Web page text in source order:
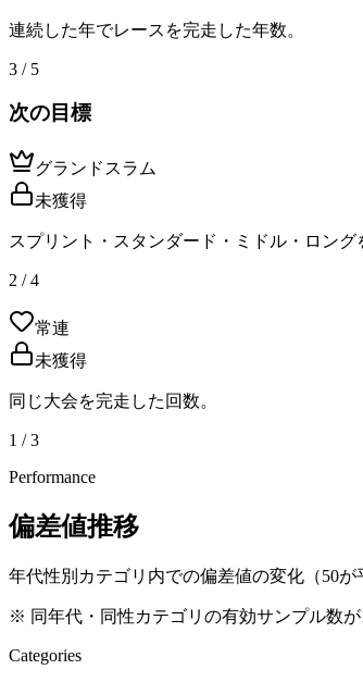
連続した年でレースを完走した年数。
3 / 5
次の目標
グランドスラム
未獲得
スプリント・スタンダード・ミドル・ロング
2 / 4
常連
未獲得
同じ大会を完走した回数。
1 / 3
Performance
偏差値推移
年代性別カテゴリ内での偏差値の変化（50が
※ 同年代・同性カテゴリの有効サンプル数
Categories